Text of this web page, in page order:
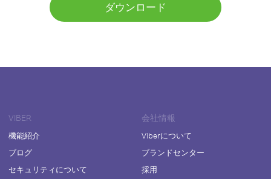
ダウンロード
VIBER
機能紹介
ブログ
セキュリティについて
会社情報
Viberについて
ブランドセンター
採用